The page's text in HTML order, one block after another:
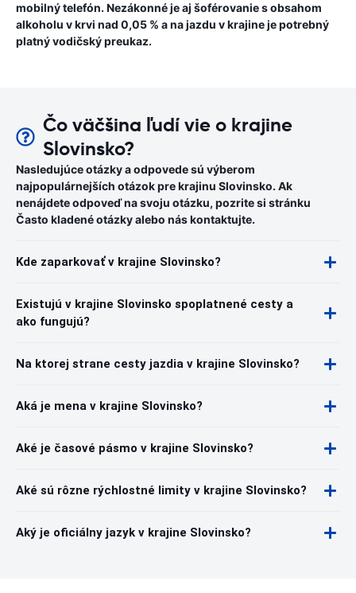
mobilný telefón. Nezákonné je aj šoférovanie s obsahom
alkoholu v krvi nad 0,05 % a na jazdu v krajine je potrebný
platný vodičský preukaz.
Čo väčšina ľudí vie o krajine
Slovinsko?
Nasledujúce otázky a odpovede sú výberom
najpopulárnejších otázok pre krajinu Slovinsko. Ak
nenájdete odpoveď na svoju otázku, pozrite si stránku
Často kladené otázky alebo nás kontaktujte.
Kde zaparkovať v krajine Slovinsko?
Existujú v krajine Slovinsko spoplatnené cesty a
ako fungujú?
Na ktorej strane cesty jazdia v krajine Slovinsko?
Aká je mena v krajine Slovinsko?
Aké je časové pásmo v krajine Slovinsko?
Aké sú rôzne rýchlostné limity v krajine Slovinsko?
Aký je oficiálny jazyk v krajine Slovinsko?